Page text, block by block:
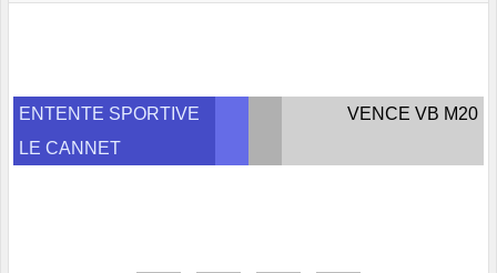
ENTENTE SPORTIVE
LE CANNET
VENCE VB M20